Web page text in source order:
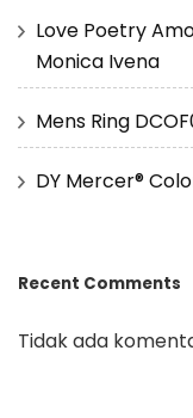
Love Poetry
Monica Ivena
Mens Ring
DY Mercer®
Recent Comments
Tidak ada